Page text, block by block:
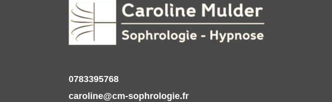
0783395768
caroline@cm-sophrologie.fr